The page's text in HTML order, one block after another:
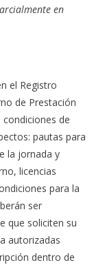
en
el Registro
de Prestación
de
pautas para
la jornada y
licencias
para la
ser
que soliciten su
autorizadas
dentro de